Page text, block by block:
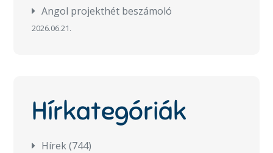
Angol projekthét beszámoló
2026.06.21.
Hírkategóriák
Hírek(744)